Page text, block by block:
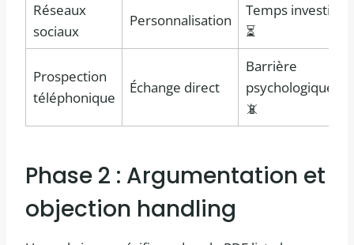
Réseaux
sociaux
Personnalisation
Temps investi
⏳
Prospection
téléphonique
Échange direct
Barrière
psychologique
📵
Phase 2 : Argumentation et
objection handling